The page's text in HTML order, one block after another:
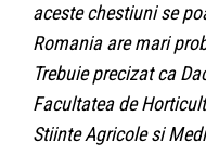
aceste chestiuni se
Romania are mari
Trebuie precizat ca
Facultatea de
Stiinte Agricole si